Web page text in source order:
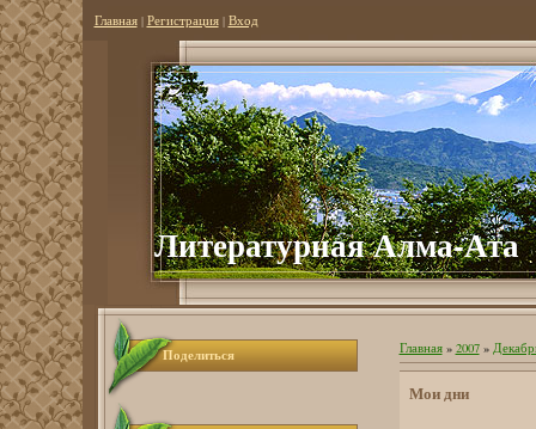
Главная| Регистрация| Вход
Литературная Алма-Ата
Поделиться Главная» 2007 »
Мои дни